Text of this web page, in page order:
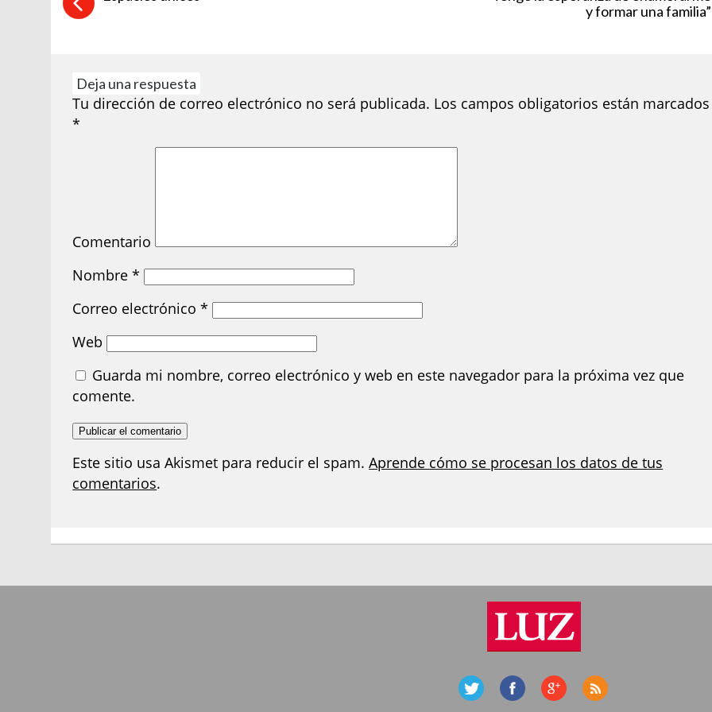
y formar una familia”
Deja una respuesta
Tu dirección de correo electrónico no será publicada. Los campos obligatorios están
*
Comentario
Nombre*
Correo electrónico*
Web
Guarda mi nombre, correo electrónico y web en este navegador para la próxima vez que
comente.
Este sitio usa Akismet para reducir el spam.Aprende cómo se procesan los datos de tus
comentarios.